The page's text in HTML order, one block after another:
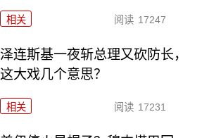
相关 阅读 17247
泽连斯基一夜斩总理又砍防长，
这大戏几个意思？
相关 阅读 17231